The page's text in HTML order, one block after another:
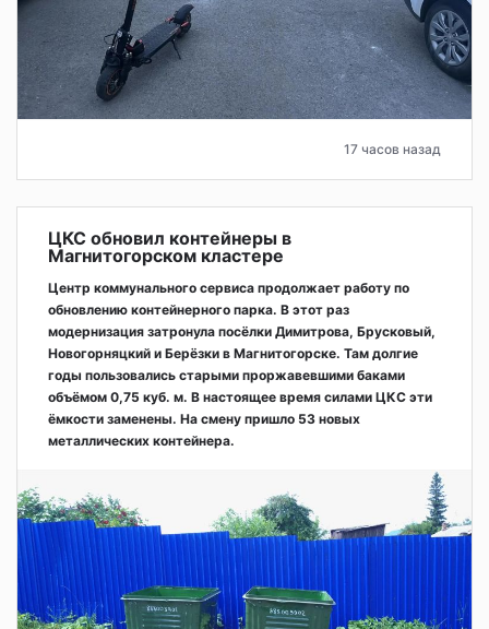
17 часов назад
ЦКС обновил контейнеры в
Магнитогорском кластере
Центр коммунального сервиса продолжает работу по
обновлению контейнерного парка. В этот раз
модернизация затронула посёлки Димитрова, Брусковый,
Новогорняцкий и Берёзки в Магнитогорске. Там долгие
годы пользовались старыми проржавевшими баками
объёмом 0,75 куб. м. В настоящее время силами ЦКС эти
ёмкости заменены. На смену пришло 53 новых
металлических контейнера.